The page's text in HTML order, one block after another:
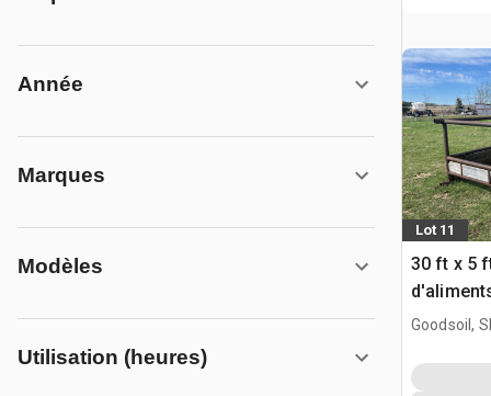
Année
Marques
Modèles
Utilisation (heures)
Lot 11
30 ft x 5
Goodsoil,